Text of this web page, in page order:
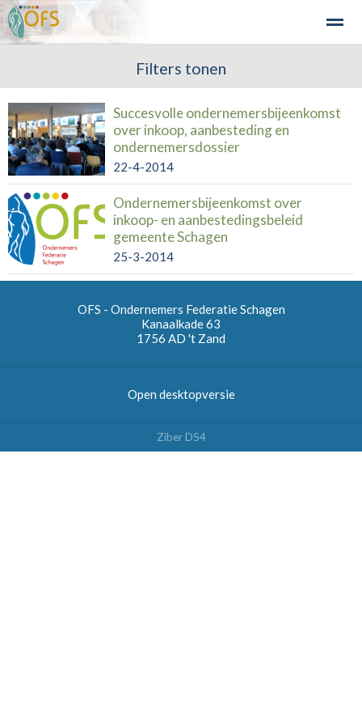
Industrie en Bedrijven
Home Zoeken Nieuws Agenda
Filters tonen
Succesvolle ondernemersbijeenkomst
over inkoop, aanbesteding en
ondernemersdossier
22-4-2014
Ondernemersbijeenkomst over
inkoop- en aanbestedingsbeleid
gemeente Schagen
25-3-2014
OFS - Ondernemers Federatie Schagen
Kanaalkade 63
1756 AD 't Zand
Open desktopversie
Ziber DS4